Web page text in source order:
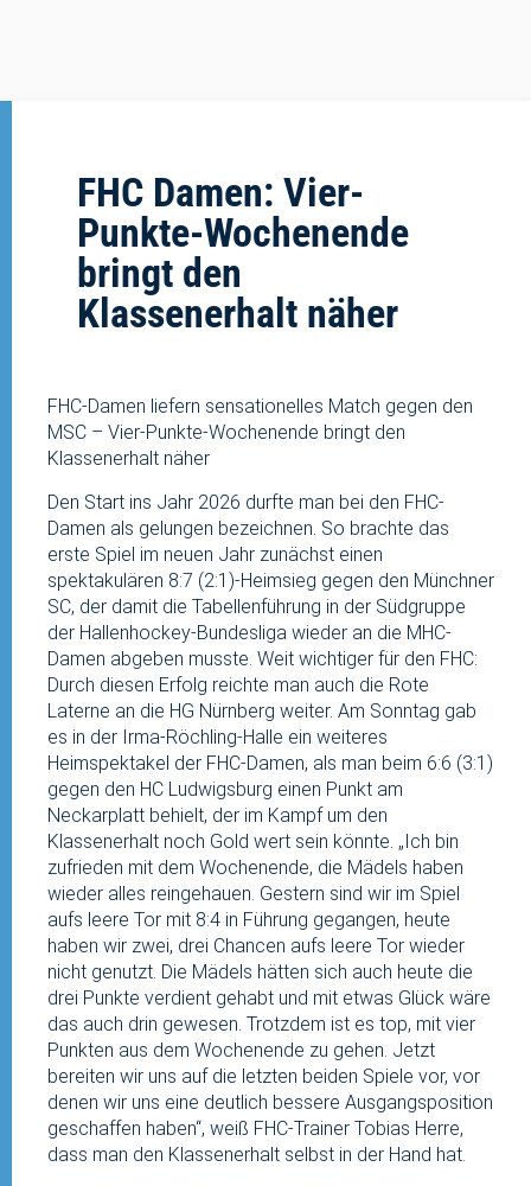
FHC Damen: Vier-
Punkte-Wochenende
bringt den
Klassenerhalt näher
FHC-Damen liefern sensationelles Match gegen den
MSC – Vier-Punkte-Wochenende bringt den
Klassenerhalt näher
Den Start ins Jahr 2026 durfte man bei den FHC-
Damen als gelungen bezeichnen. So brachte das
erste Spiel im neuen Jahr zunächst einen
spektakulären 8:7 (2:1)-Heimsieg gegen den Münchner
SC, der damit die Tabellenführung in der Südgruppe
der Hallenhockey-Bundesliga wieder an die MHC-
Damen abgeben musste. Weit wichtiger für den FHC:
Durch diesen Erfolg reichte man auch die Rote
Laterne an die HG Nürnberg weiter. Am Sonntag gab
es in der Irma-Röchling-Halle ein weiteres
Heimspektakel der FHC-Damen, als man beim 6:6 (3:1)
gegen den HC Ludwigsburg einen Punkt am
Neckarplatt behielt, der im Kampf um den
Klassenerhalt noch Gold wert sein könnte. „Ich bin
zufrieden mit dem Wochenende, die Mädels haben
wieder alles reingehauen. Gestern sind wir im Spiel
aufs leere Tor mit 8:4 in Führung gegangen, heute
haben wir zwei, drei Chancen aufs leere Tor wieder
nicht genutzt. Die Mädels hätten sich auch heute die
drei Punkte verdient gehabt und mit etwas Glück wäre
das auch drin gewesen. Trotzdem ist es top, mit vier
Punkten aus dem Wochenende zu gehen. Jetzt
bereiten wir uns auf die letzten beiden Spiele vor, vor
denen wir uns eine deutlich bessere Ausgangsposition
geschaffen haben“, weiß FHC-Trainer Tobias Herre,
dass man den Klassenerhalt selbst in der Hand hat.